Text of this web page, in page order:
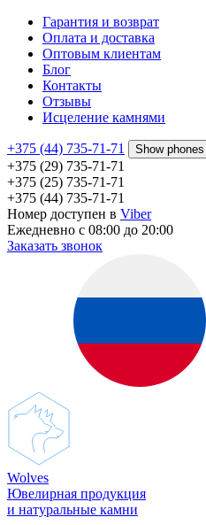
Гарантия и возврат
Оплата и доставка
Оптовым клиентам
Блог
Контакты
Отзывы
Исцеление камнями
+375 (44) 735-71-71 Show phones
+375 (29) 735-71-71
+375 (25) 735-71-71
+375 (44) 735-71-71
Номер доступен в Viber
Ежедневно с 08:00 до 20:00
Заказать звонок
Wolves
Ювелирная продукция
и натуральные камни